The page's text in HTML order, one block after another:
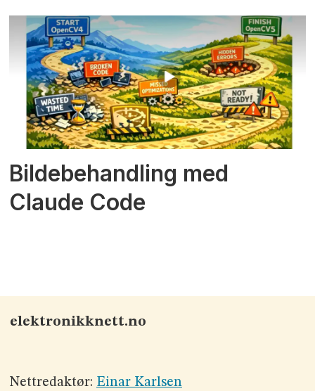
Bildebehandling med
Claude Code
elektronikknett.no
Nettredaktør: Einar Karlsen